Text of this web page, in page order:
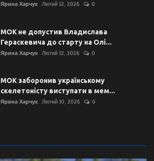
Ярина Харчук Лютий 12, 2026 0
МОК не допустив Владислава
Гераскевича до старту на Олі...
Ярина Харчук Лютий 12, 2026 0
МОК заборонив українському
скелетоністу виступати в мем...
Ярина Харчук Лютий 10, 2026 0